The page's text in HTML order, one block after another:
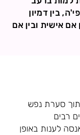
בין דמיון
אישית ובין אם
סערת נפש
רבים
לענות באופן